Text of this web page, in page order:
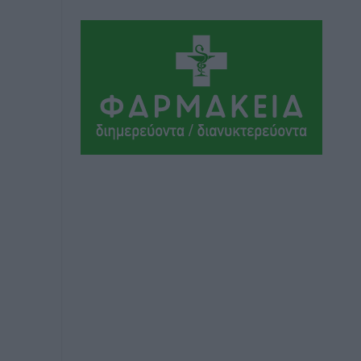
προόδου η ίδρυση Ακαδημίας
πριν 4 ώρες
Ιππότες: Με το βλέμμα στραμμένο στο
μέλλον
Αθλητικά• πριν 4 ώρες